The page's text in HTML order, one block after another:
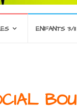
ENFANTS 3/